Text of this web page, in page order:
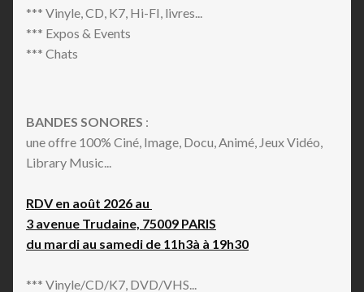
*** Vinyle, CD, K7, Hi-FI, livres...
*** Expos & Events
*** Chats
BANDES SONORES :
une offre 100% Ciné, Image, Docu, Animé, Jeux Vidéo,
Library Music...
RDV en août 2026 au
3 avenue Trudaine, 75009 PARIS
du mardi au samedi de 11h3à à 19h30
*** Vinyle/CD/K7, DVD/VHS...